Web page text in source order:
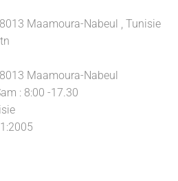
Maamoura-Nabeul , Tunisie
8013 Maamoura-Nabeul
: 8:00 -17.30